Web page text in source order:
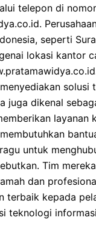
telepon di
seperti
lokasi kantor
juga dikenal
layanan
untuk
Tim
dan
terbaik kepada
teknologi